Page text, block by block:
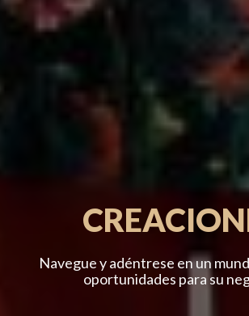
Navegue y adéntrese en un
oportunidades para su